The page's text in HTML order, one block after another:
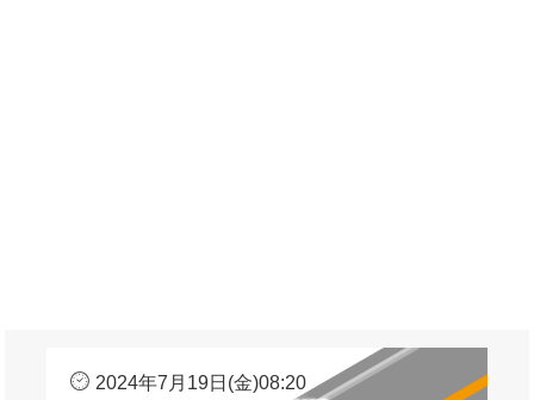
2024年7月19日(金)08:20